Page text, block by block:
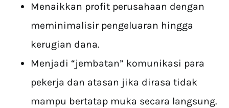
Menaikkan profit perusahaan dengan
meminimalisir pengeluaran hingga
kerugian dana.
Menjadi “jembatan” komunikasi para
pekerja dan atasan jika dirasa tidak
mampu bertatap muka secara langsung.